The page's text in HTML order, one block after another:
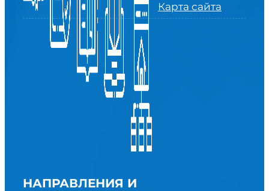
Карта сайта
НАПРАВЛЕНИЯ И